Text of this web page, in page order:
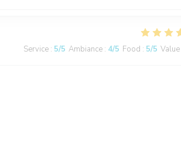
Service : 5/5 Ambiance : 4/5 Food : 5/5 Value